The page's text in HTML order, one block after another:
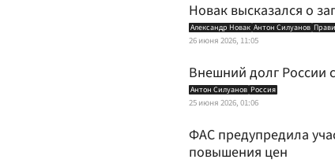
Новак высказался о
Александр Новак Антон Силуанов
26 июня 2026, 11:05
Внешний долг России
Антон Силуанов Россия
25 июня 2026, 01:06
ФАС предупредила
повышения цен